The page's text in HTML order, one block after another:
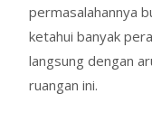
permasalahannya
ketahui banyak
langsung dengan
ruangan ini.